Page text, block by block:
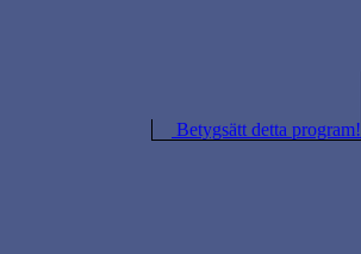
Betygsätt detta program!